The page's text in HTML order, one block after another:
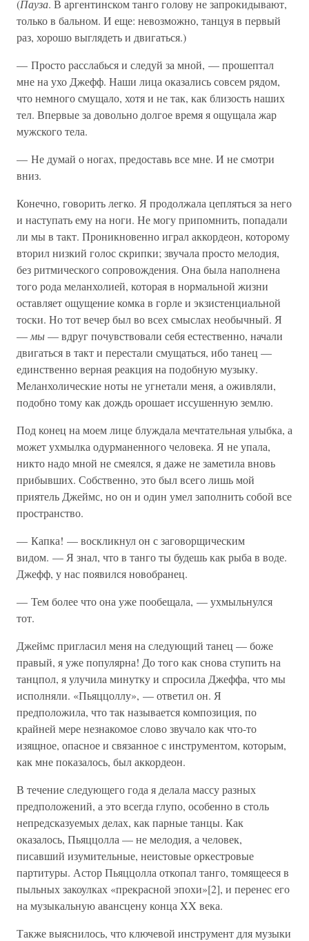
(Пауза. В аргентинском танго голову не запрокидывают,
только в бальном. И еще: невозможно, танцуя в первый
раз, хорошо выглядеть и двигаться.)
— Просто расслабься и следуй за мной, — прошептал
мне на ухо Джефф. Наши лица оказались совсем рядом,
что немного смущало, хотя и не так, как близость наших
тел. Впервые за довольно долгое время я ощущала жар
мужского тела.
— Не думай о ногах, предоставь все мне. И не смотри
вниз.
Конечно, говорить легко. Я продолжала цепляться за него
и наступать ему на ноги. Не могу припомнить, попадали
ли мы в такт. Проникновенно играл аккордеон, которому
вторил низкий голос скрипки; звучала просто мелодия,
без ритмического сопровождения. Она была наполнена
того рода меланхолией, которая в нормальной жизни
оставляет ощущение комка в горле и экзистенциальной
тоски. Но тот вечер был во всех смыслах необычный. Я
— мы— вдруг почувствовали себя естественно, начали
двигаться в такт и перестали смущаться, ибо танец —
единственно верная реакция на подобную музыку.
Меланхолические ноты не угнетали меня, а оживляли,
подобно тому как дождь орошает иссушенную землю.
Под конец на моем лице блуждала мечтательная улыбка, а
может ухмылка одурманенного человека. Я не упала,
никто надо мной не смеялся, я даже не заметила вновь
прибывших. Собственно, это был всего лишь мой
приятель Джеймс, но он и один умел заполнить собой все
пространство.
— Капка! — воскликнул он с заговорщическим
видом. — Я знал, что в танго ты будешь как рыба в воде.
Джефф, у нас появился новобранец.
— Тем более что она уже пообещала, — ухмыльнулся
тот.
Джеймс пригласил меня на следующий танец — боже
правый, я уже популярна! До того как снова ступить на
танцпол, я улучила минутку и спросила Джеффа, что мы
исполняли. «Пьяццоллу», — ответил он. Я
предположила, что так называется композиция, по
крайней мере незнакомое слово звучало как что-то
изящное, опасное и связанное с инструментом, которым,
как мне показалось, был аккордеон.
В течение следующего года я делала массу разных
предположений, а это всегда глупо, особенно в столь
непредсказуемых делах, как парные танцы. Как
оказалось, Пьяццолла — не мелодия, а человек,
писавший изумительные, неистовые оркестровые
партитуры. Астор Пьяццолла откопал танго, томящееся в
пыльных закоулках «прекрасной эпохи»[2], и перенес его
на музыкальную авансцену конца XX века.
Также выяснилось, что ключевой инструмент для музыки